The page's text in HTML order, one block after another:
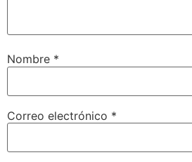
Nombre *
Correo electrónico *